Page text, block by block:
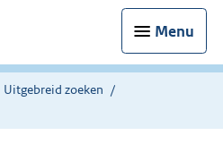
Menu
Uitgebreid zoeken